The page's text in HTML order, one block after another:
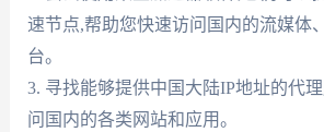
速节点,帮助您快速访问国内的流媒体
台。
3. 寻找能够提供中国大陆IP地址的代
问国内的各类网站和应用。